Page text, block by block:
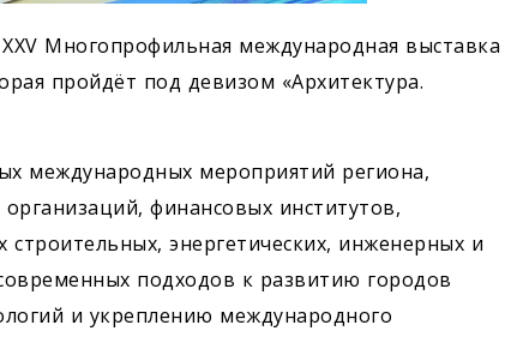
Многопрофильная международная выставка
пройдёт под девизом «Архитектура.
международных мероприятий региона,
финансовых институтов,
энергетических, инженерных и
подходов к развитию городов
и укреплению международного